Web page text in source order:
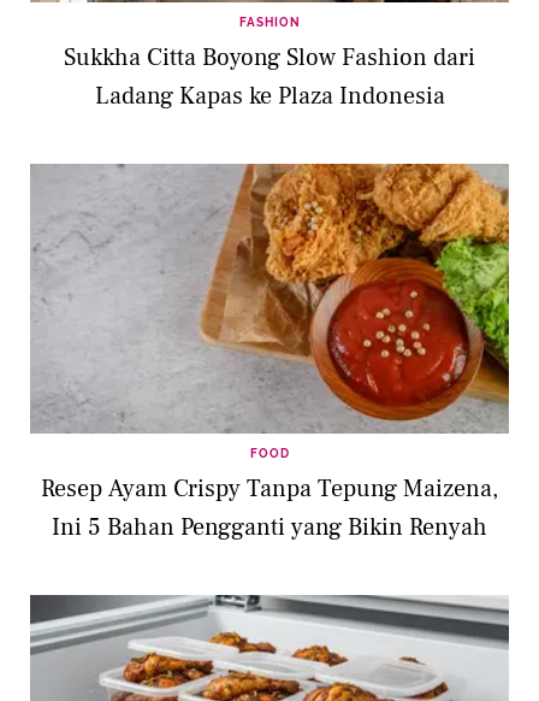
FASHION
Sukkha Citta Boyong Slow Fashion dari
Ladang Kapas ke Plaza Indonesia
FOOD
Resep Ayam Crispy Tanpa Tepung Maizena,
Ini 5 Bahan Pengganti yang Bikin Renyah